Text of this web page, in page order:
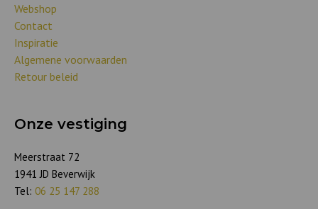
Webshop
Contact
Inspiratie
Algemene voorwaarden
Retour beleid
Onze vestiging
Meerstraat 72
1941 JD Beverwijk
Tel: 06 25 147 288